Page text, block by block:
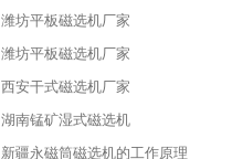
潍坊平板磁选机厂家
潍坊平板磁选机厂家
西安干式磁选机厂家
湖南锰矿湿式磁选机
新疆永磁筒磁选机的工作原理